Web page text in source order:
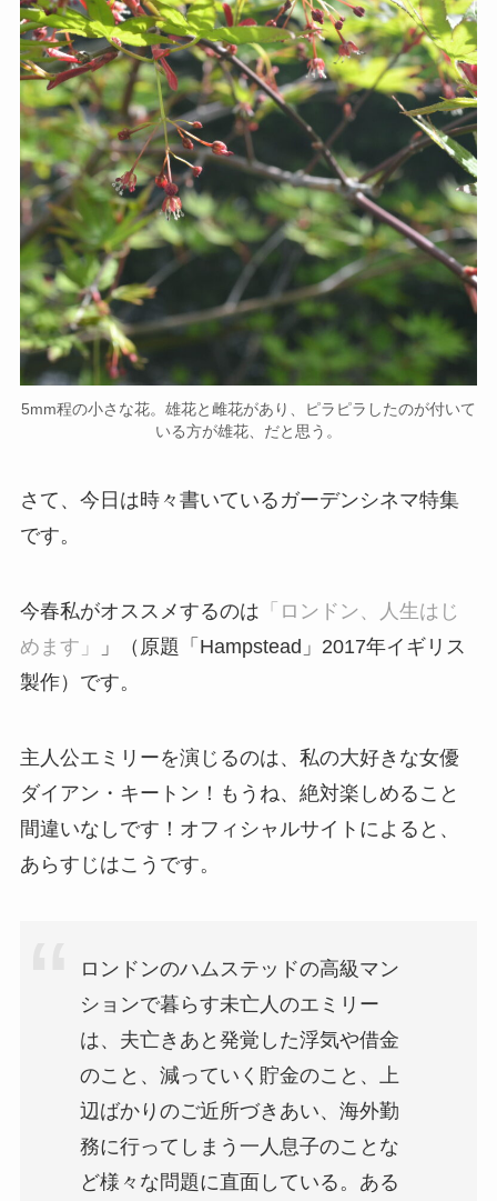
5mm程の小さな花。雄花と雌花があり、ピラピラしたのが付いて
いる方が雄花、だと思う。
さて、今日は時々書いているガーデンシネマ特集
です。
今春私がオススメするのは 「ロンドン、人生はじ
めます」
」（原題「Hampstead」2017年イギリス
製作）です。
主人公エミリーを演じるのは、私の大好きな女優
ダイアン・キートン！もうね、絶対楽しめること
間違いなしです！オフィシャルサイトによると、
あらすじはこうです。
ロンドンのハムステッドの高級マン
ションで暮らす未亡人のエミリー
は、夫亡きあと発覚した浮気や借金
のこと、減っていく貯金のこと、上
辺ばかりのご近所づきあい、海外勤
務に行ってしまう一人息子のことな
ど様々な問題に直面している。ある